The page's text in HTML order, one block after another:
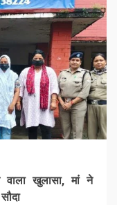
खुलासा, मां ने